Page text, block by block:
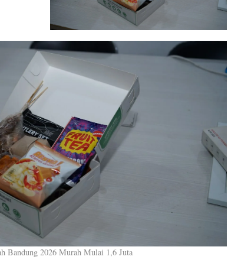
Bandung 2026 Murah Mulai 1,6 Juta